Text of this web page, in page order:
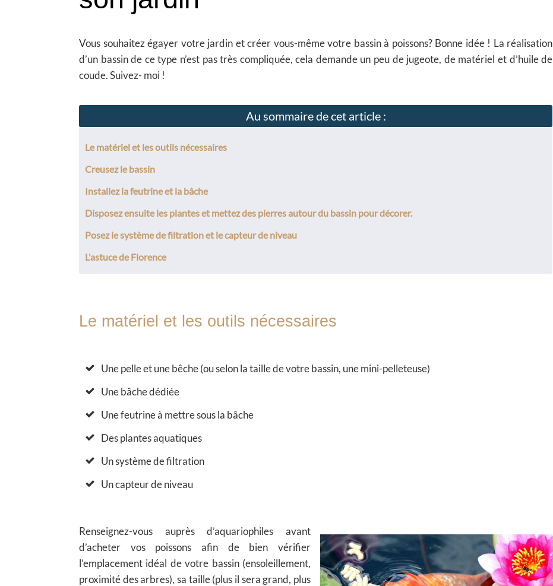
Vous souhaitez égayer votre jardin et créer vous-même votre bassin à poissons? Bonne idée ! La réalisation
d’un bassin de ce type n’est pas très compliquée, cela demande un peu de jugeote, de matériel et d’huile de
coude. Suivez- moi !
Au sommaire de cet article :
Le matériel et les outils nécessaires
Creusez le bassin
Installez la feutrine et la bâche
Disposez ensuite les plantes et mettez des pierres autour du bassin pour décorer.
Posez le système de filtration et le capteur de niveau
L'astuce de Florence
Le matériel et les outils nécessaires
Une pelle et une bêche (ou selon la taille de votre bassin, une mini-pelleteuse)
Une bâche dédiée
Une feutrine à mettre sous la bâche
Des plantes aquatiques
Un système de filtration
Un capteur de niveau
Renseignez-vous auprès d’aquariophiles avant
d’acheter vos poissons afin de bien vérifier
l’emplacement idéal de votre bassin (ensoleillement,
proximité des arbres), sa taille (plus il sera grand, plus